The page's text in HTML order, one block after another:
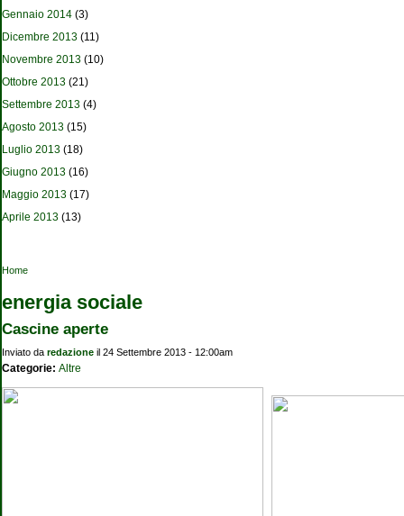
Gennaio 2014 (3)
Dicembre 2013 (11)
Novembre 2013 (10)
Ottobre 2013 (21)
Settembre 2013 (4)
Agosto 2013 (15)
Luglio 2013 (18)
Giugno 2013 (16)
Maggio 2013 (17)
Aprile 2013 (13)
Tu sei qui
Home
energia sociale
Cascine aperte
Inviato da redazione il 24 Settembre 2013 - 12:00am
Categorie: Altre